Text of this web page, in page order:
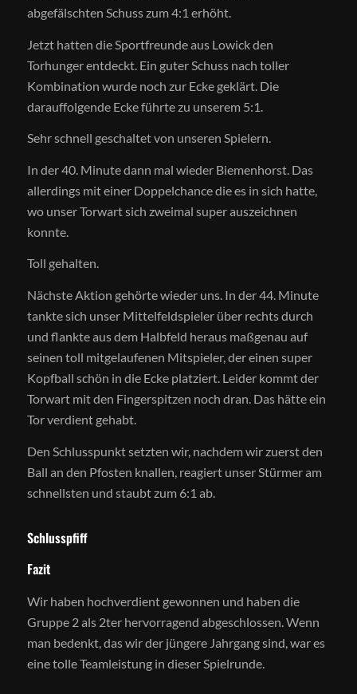
abgefälschten Schuss zum 4:1 erhöht.
Jetzt hatten die Sportfreunde aus Lowick den
Torhunger entdeckt. Ein guter Schuss nach toller
Kombination wurde noch zur Ecke geklärt. Die
darauffolgende Ecke führte zu unserem 5:1.
Sehr schnell geschaltet von unseren Spielern.
In der 40. Minute dann mal wieder Biemenhorst. Das
allerdings mit einer Doppelchance die es in sich hatte,
wo unser Torwart sich zweimal super auszeichnen
konnte.
Toll gehalten.
Nächste Aktion gehörte wieder uns. In der 44. Minute
tankte sich unser Mittelfeldspieler über rechts durch
und flankte aus dem Halbfeld heraus maßgenau auf
seinen toll mitgelaufenen Mitspieler, der einen super
Kopfball schön in die Ecke platziert. Leider kommt der
Torwart mit den Fingerspitzen noch dran. Das hätte ein
Tor verdient gehabt.
Den Schlusspunkt setzten wir, nachdem wir zuerst den
Ball an den Pfosten knallen, reagiert unser Stürmer am
schnellsten und staubt zum 6:1 ab.
Schlusspfiff
Fazit
Wir haben hochverdient gewonnen und haben die
Gruppe 2 als 2ter hervorragend abgeschlossen. Wenn
man bedenkt, das wir der jüngere Jahrgang sind, war es
eine tolle Teamleistung in dieser Spielrunde.